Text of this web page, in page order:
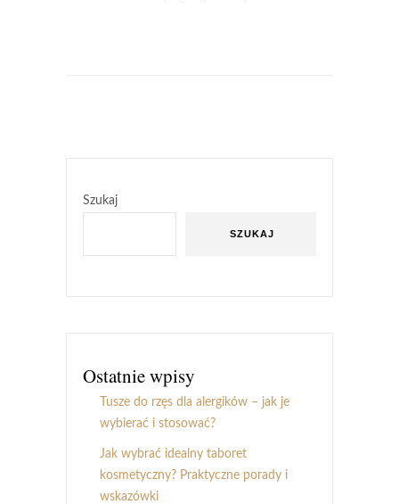
Szukaj
SZUKAJ
Ostatnie wpisy
Tusze do rzęs dla alergików – jak je
wybierać i stosować?
Jak wybrać idealny taboret
kosmetyczny? Praktyczne porady i
wskazówki